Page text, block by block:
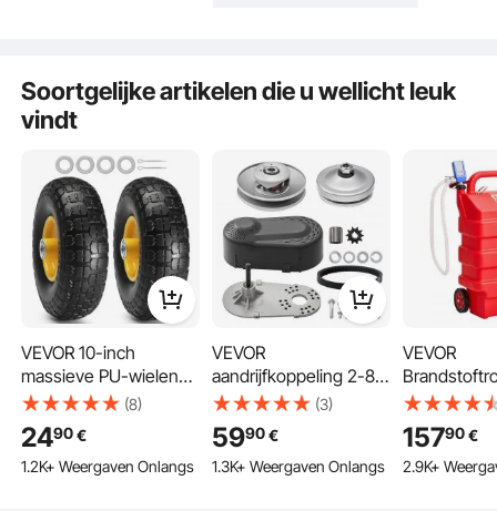
Stevig gelast
Brede toepassing
Soortgelijke artikelen die u wellicht leuk
vindt
VEVOR 10-inch
massieve PU-wielen
met runflatbanden, 2-
pack, 400 lbs
dynamische belasting,
450 lbs statische
(8)
2490€
1.2K+ Weergaven Onlangs
VEVOR
aandrijfkoppeling 2-8
pk motor, 2000 tpm
Hoogwaardige
aandrijfkoppeling met
asymmetrisch
(3)
5990€
1.3K+ Weergaven Onlangs
VEVOR
V DC
1,2 m
Auto-Stop
15790€
2.9K+